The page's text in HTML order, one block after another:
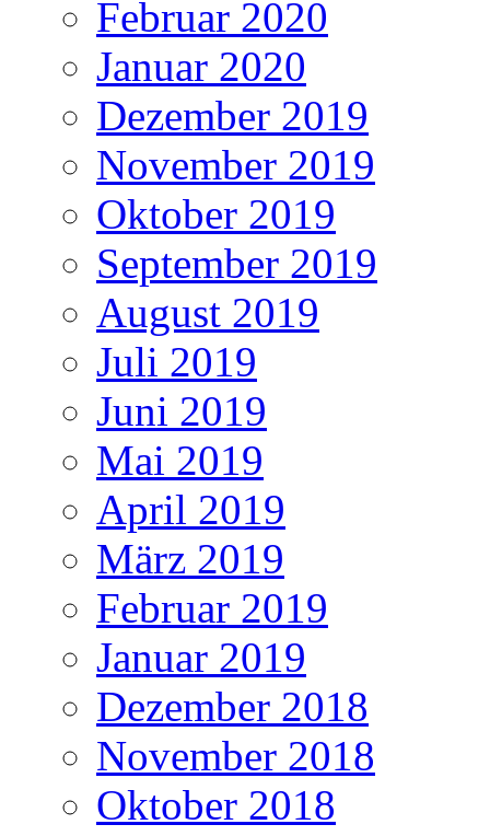
Februar 2020
Januar 2020
Dezember 2019
November 2019
Oktober 2019
September 2019
August 2019
Juli 2019
Juni 2019
Mai 2019
April 2019
März 2019
Februar 2019
Januar 2019
Dezember 2018
November 2018
Oktober 2018